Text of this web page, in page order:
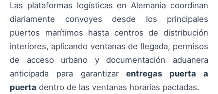
Las plataformas logísticas en Alemania coordinan
diariamente convoyes desde los principales
puertos marítimos hasta centros de distribución
interiores, aplicando ventanas de llegada, permisos
de acceso urbano y documentación aduanera
anticipada para garantizarentregas puerta a
puerta dentro de las ventanas horarias pactadas.